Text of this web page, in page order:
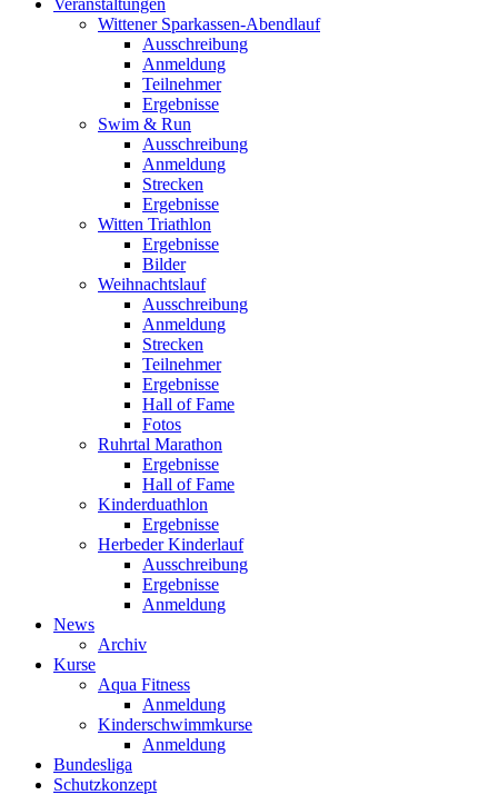
Veranstaltungen
Wittener Sparkassen-Abendlauf
Ausschreibung
Anmeldung
Teilnehmer
Ergebnisse
Swim & Run
Ausschreibung
Anmeldung
Strecken
Ergebnisse
Witten Triathlon
Ergebnisse
Bilder
Weihnachtslauf
Ausschreibung
Anmeldung
Strecken
Teilnehmer
Ergebnisse
Hall of Fame
Fotos
Ruhrtal Marathon
Ergebnisse
Hall of Fame
Kinderduathlon
Ergebnisse
Herbeder Kinderlauf
Ausschreibung
Ergebnisse
Anmeldung
News
Archiv
Kurse
Aqua Fitness
Anmeldung
Kinderschwimmkurse
Anmeldung
Bundesliga
Schutzkonzept